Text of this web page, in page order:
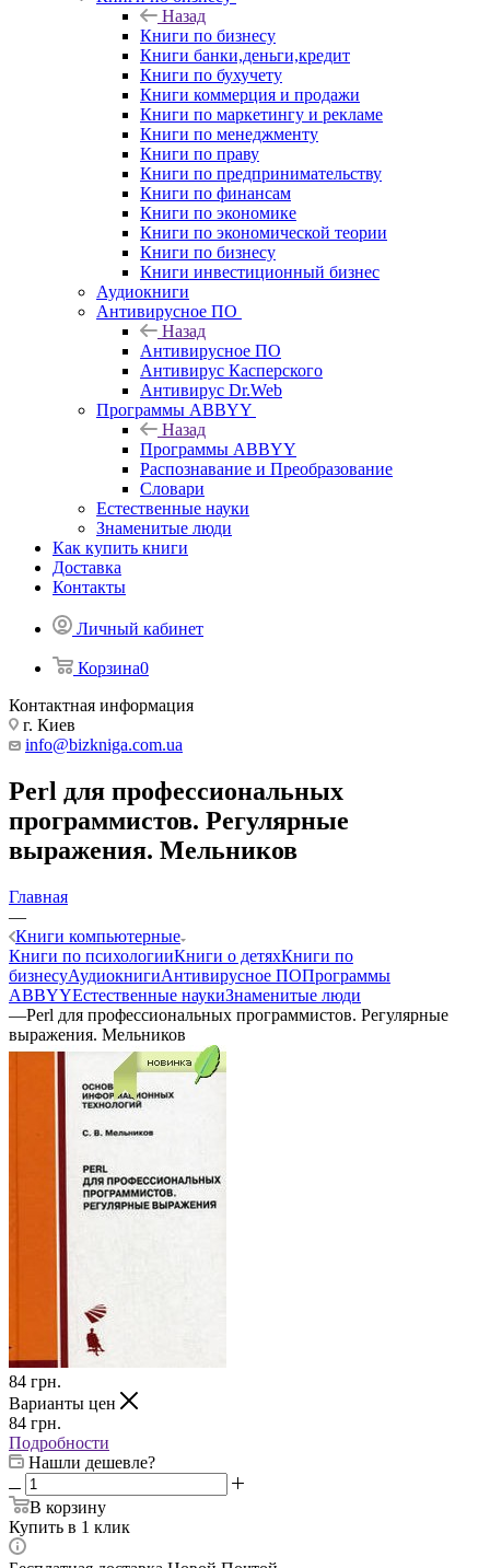
Назад
Книги по бизнесу
Книги банки,деньги,кредит
Книги по бухучету
Книги коммерция и продажи
Книги по маркетингу и рекламе
Книги по менеджменту
Книги по праву
Книги по предпринимательству
Книги по финансам
Книги по экономике
Книги по экономической теории
Книги по бизнесу
Книги инвестиционный бизнес
Аудиокниги
Антивирусное ПО
Назад
Антивирусное ПО
Антивирус Касперского
Антивирус Dr.Web
Программы ABBYY
Назад
Программы ABBYY
Распознавание и Преобразование
Словари
Естественные науки
Знаменитые люди
Как купить книги
Доставка
Контакты
Личный кабинет
Корзина0
Контактная информация
г. Киев
info@bizkniga.com.ua
Perl для профессиональных
программистов. Регулярные
выражения. Мельников
Главная
—
Книги компьютерные
Книги по психологииКниги о детяхКниги по
бизнесуАудиокнигиАнтивирусное ПОПрограммы
ABBYYЕстественные наукиЗнаменитые люди
—Perl для профессиональных программистов. Регулярные
выражения. Мельников
84 грн.
Варианты цен
84 грн.
Подробности
Нашли дешевле?
В корзину
Купить в 1 клик